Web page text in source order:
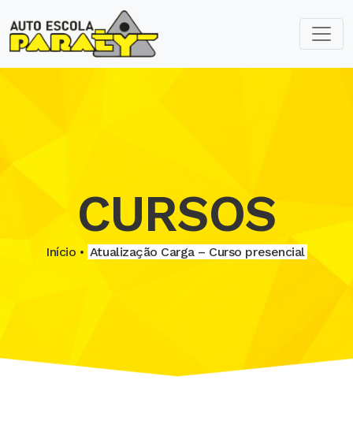
CURSOS
Início • Atualização Carga – Curso presencial